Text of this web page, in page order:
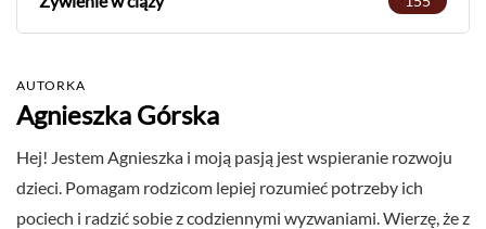
AUTORKA
Agnieszka Górska
Hej! Jestem Agnieszka i moją pasją jest wspieranie rozwoju
dzieci. Pomagam rodzicom lepiej rozumieć potrzeby ich
pociech i radzić sobie z codziennymi wyzwaniami. Wierzę, że z